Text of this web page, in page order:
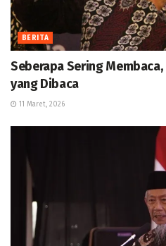
BERITA
Seberapa Sering
yang Dibaca
11 Maret, 2026